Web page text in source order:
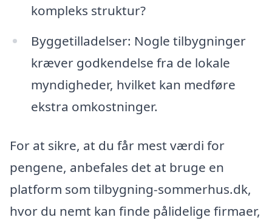
kompleks struktur?
Byggetilladelser: Nogle tilbygninger
kræver godkendelse fra de lokale
myndigheder, hvilket kan medføre
ekstra omkostninger.
For at sikre, at du får mest værdi for
pengene, anbefales det at bruge en
platform som tilbygning-sommerhus.dk,
hvor du nemt kan finde pålidelige firmaer,